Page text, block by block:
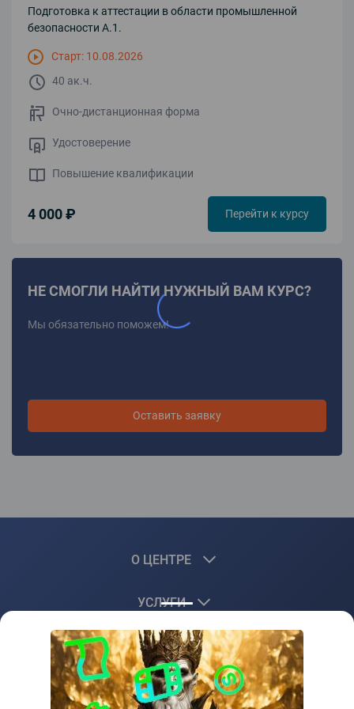
Подготовка к аттестации в области промышленной
безопасности А.1.
Старт: 10.08.2026
4 000 ₽ Перейти к курсу
40 ак.ч.
Очно-дистанционная форма
Удостоверение
Повышение квалификации
НЕ СМОГЛИ НАЙТИ НУЖНЫЙ ВАМ КУРС?
Мы обязательно поможем!
Оставить заявку
О ЦЕНТРЕ
УСЛУГИ
КЛИЕНТАМ